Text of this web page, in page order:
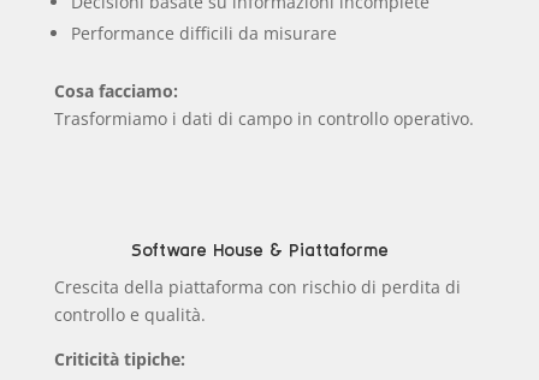
Performance difficili da misurare
Cosa facciamo:
Trasformiamo i dati di campo in controllo operativo.
Software House & Piattaforme
Crescita della piattaforma con rischio di perdita di
controllo e qualità.
Criticità tipiche: